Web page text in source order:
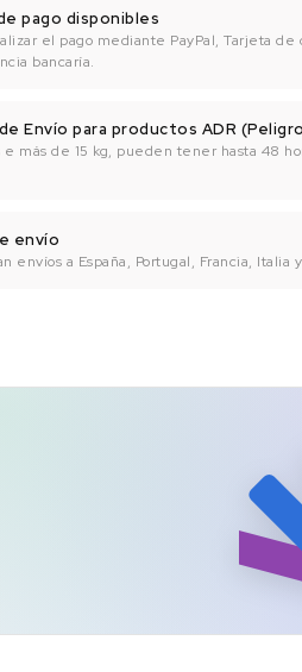
pago disponibles
el pago mediante PayPal, Tarjeta de
bancaría.
Envío para productos ADR
e más de 15 kg, pueden tener hasta 48
envío
envíos a España, Portugal, Francia, Italia